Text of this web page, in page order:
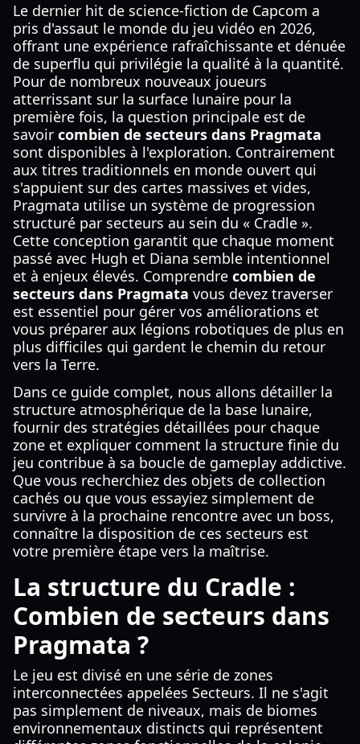
Le dernier hit de science-fiction de Capcom a
pris d'assaut le monde du jeu vidéo en 2026,
offrant une expérience rafraîchissante et dénuée
de superflu qui privilégie la qualité à la quantité.
Pour de nombreux nouveaux joueurs
atterrissant sur la surface lunaire pour la
première fois, la question principale est de
savoir combien de secteurs dans Pragmata
sont disponibles à l'exploration. Contrairement
aux titres traditionnels en monde ouvert qui
s'appuient sur des cartes massives et vides,
Pragmata utilise un système de progression
structuré par secteurs au sein du « Cradle ».
Cette conception garantit que chaque moment
passé avec Hugh et Diana semble intentionnel
et à enjeux élevés. Comprendre combien de
secteurs dans Pragmata vous devez traverser
est essentiel pour gérer vos améliorations et
vous préparer aux légions robotiques de plus en
plus difficiles qui gardent le chemin du retour
vers la Terre.
Dans ce guide complet, nous allons détailler la
structure atmosphérique de la base lunaire,
fournir des stratégies détaillées pour chaque
zone et expliquer comment la structure finie du
jeu contribue à sa boucle de gameplay addictive.
Que vous recherchiez des objets de collection
cachés ou que vous essayiez simplement de
survivre à la prochaine rencontre avec un boss,
connaître la disposition de ces secteurs est
votre première étape vers la maîtrise.
La structure du Cradle :
Combien de secteurs dans
Pragmata ?
Le jeu est divisé en une série de zones
interconnectées appelées Secteurs. Il ne s'agit
pas simplement de niveaux, mais de biomes
environnementaux distincts qui représentent